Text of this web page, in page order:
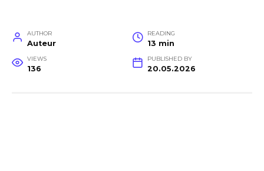
AUTHOR
Auteur
READING
13 min
VIEWS
136
PUBLISHED BY
20.05.2026